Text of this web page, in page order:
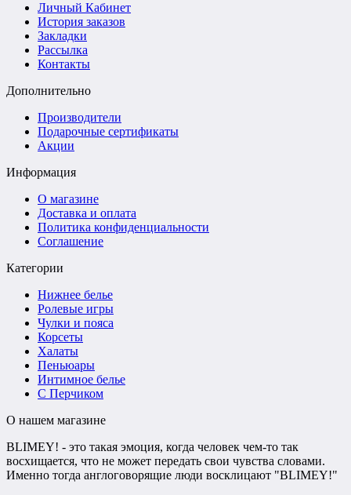
Личный Кабинет
История заказов
Закладки
Рассылка
Контакты
Дополнительно
Производители
Подарочные сертификаты
Акции
Информация
О магазине
Доставка и оплата
Политика конфиденциальности
Соглашение
Категории
Нижнее белье
Ролевые игры
Чулки и пояса
Корсеты
Халаты
Пеньюары
Интимное белье
С Перчиком
О нашем магазине
BLIMEY! - это такая эмоция, когда человек чем-то так
восхищается, что не может передать свои чувства словами.
Именно тогда англоговорящие люди восклицают "BLIMEY!"